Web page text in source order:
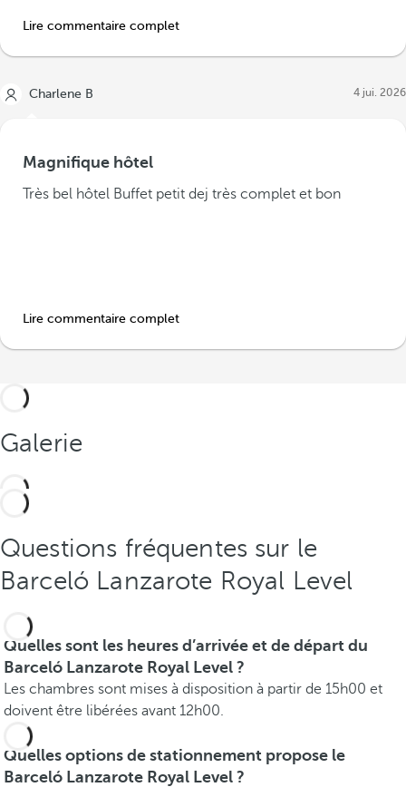
Lire commentaire complet
Charlene B 4 jui. 2026
Magnifique hôtel
Très bel hôtel Buffet petit dej très complet et bon
Lire commentaire complet
Galerie
Questions fréquentes sur le
Barceló Lanzarote Royal Level
Quelles sont les heures d’arrivée et de départ du
Barceló Lanzarote Royal Level ?
Les chambres sont mises à disposition à partir de 15h00 et
doivent être libérées avant 12h00.
Quelles options de stationnement propose le
Barceló Lanzarote Royal Level ?